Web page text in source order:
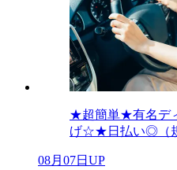
★超簡単★有名デ
げ☆★日払い◎（
08月07日UP